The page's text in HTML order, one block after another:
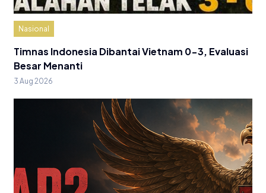
Nasional
Timnas Indonesia Dibantai Vietnam 0-3, Evaluasi
Besar Menanti
3 Aug 2026